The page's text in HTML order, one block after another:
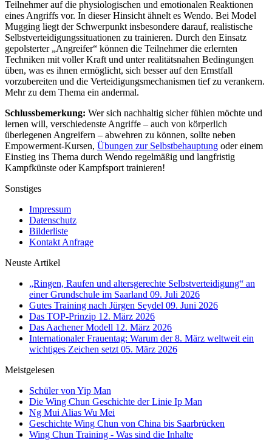
Teilnehmer auf die physiologischen und emotionalen Reaktionen
eines Angriffs vor. In dieser Hinsicht ähnelt es Wendo. Bei Model
Mugging liegt der Schwerpunkt insbesondere darauf, realistische
Selbstverteidigungssituationen zu trainieren. Durch den Einsatz
gepolsterter „Angreifer“ können die Teilnehmer die erlernten
Techniken mit voller Kraft und unter realitätsnahen Bedingungen
üben, was es ihnen ermöglicht, sich besser auf den Ernstfall
vorzubereiten und die Verteidigungsmechanismen tief zu verankern.
Mehr zu dem Thema ein andermal.
Schlussbemerkung: Wer sich nachhaltig sicher fühlen möchte und
lernen will, verschiedenste Angriffe – auch von körperlich
überlegenen Angreifern – abwehren zu können, sollte neben
Empowerment-Kursen, Übungen zur Selbstbehauptung oder einem
Einstieg ins Thema durch Wendo regelmäßig und langfristig
Kampfkünste oder Kampfsport trainieren!
Sonstiges
Impressum
Datenschutz
Bilderliste
Kontakt Anfrage
Neuste Artikel
„Ringen, Raufen und altersgerechte Selbstverteidigung“ an
einer Grundschule im Saarland 09. Juli 2026
Gutes Training nach Jürgen Seydel 09. Juni 2026
Das TOP-Prinzip 12. März 2026
Das Aachener Modell 12. März 2026
Internationaler Frauentag: Warum der 8. März weltweit ein
wichtiges Zeichen setzt 05. März 2026
Meistgelesen
Schüler von Yip Man
Die Wing Chun Geschichte der Linie Ip Man
Ng Mui Alias Wu Mei
Geschichte Wing Chun von China bis Saarbrücken
Wing Chun Training - Was sind die Inhalte